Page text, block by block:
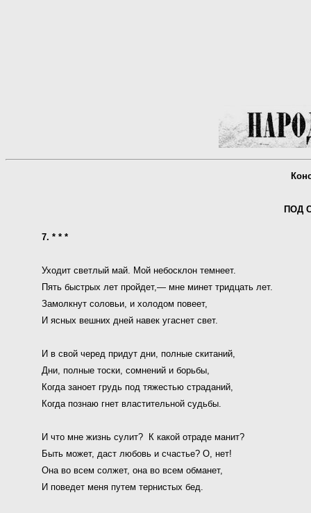
ПОД
7. * * *
Уходит светлый май. Мой небосклон темнеет.
Пять быстрых лет пройдет,— мне минет тридцать лет.
Замолкнут соловьи, и холодом повеет,
И ясных вешних дней навек угаснет свет.
И в свой черед придут дни, полные скитаний,
Дни, полные тоски, сомнений и борьбы,
Когда заноет грудь под тяжестью страданий,
Когда познаю гнет властительной судьбы.
И что мне жизнь сулит? К какой отраде манит?
Быть может, даст любовь и счастье? О, нет!
Она во всем солжет, она во всем обманет,
И поведет меня путем тернистых бед.